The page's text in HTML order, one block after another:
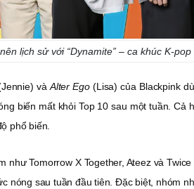
lịch sử với “Dynamite” – ca khúc K-
vàAlter Ego(Lisa) của Blackpink
biến mất khỏi Top 10 sau một tuần. Cả
phổ biến.
như Tomorrow X Together, Ateez và
nóng sau tuần đầu tiên. Đặc biệt, nhóm